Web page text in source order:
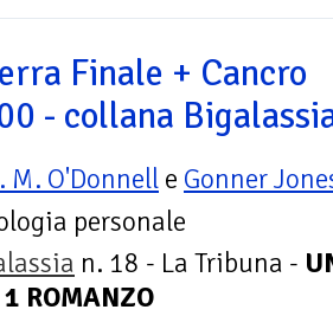
Finale + Cancro
- collana
M. O'Donnell e Gonner
personale
n. 18 - La Tribuna -
ROMANZO